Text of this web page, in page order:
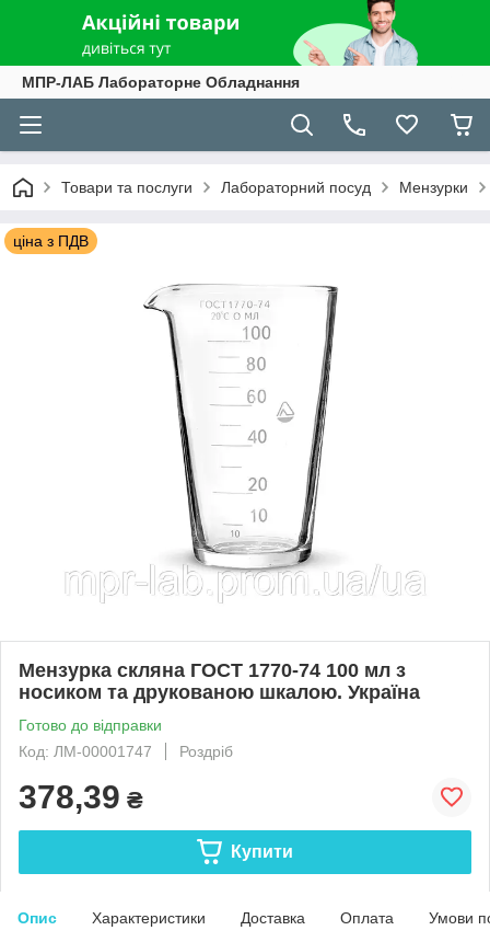
МПР-ЛАБ Лабораторне Обладнання
Товари та послуги Лабораторний посуд Мензурки
ціна з ПДВ
Мензурка скляна ГОСТ 1770-74 100 мл з
носиком та друкованою шкалою. Україна
Готово до відправки
Код: ЛМ-00001747
Роздріб
378,39 ₴
Купити
Опис Характеристики Доставка Оплата Умови